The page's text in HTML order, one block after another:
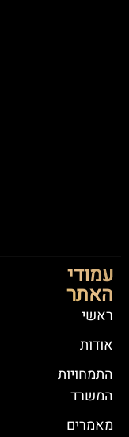
עמודי
האתר
ראשי
אודות
התמחויות
המשרד
מאמרים